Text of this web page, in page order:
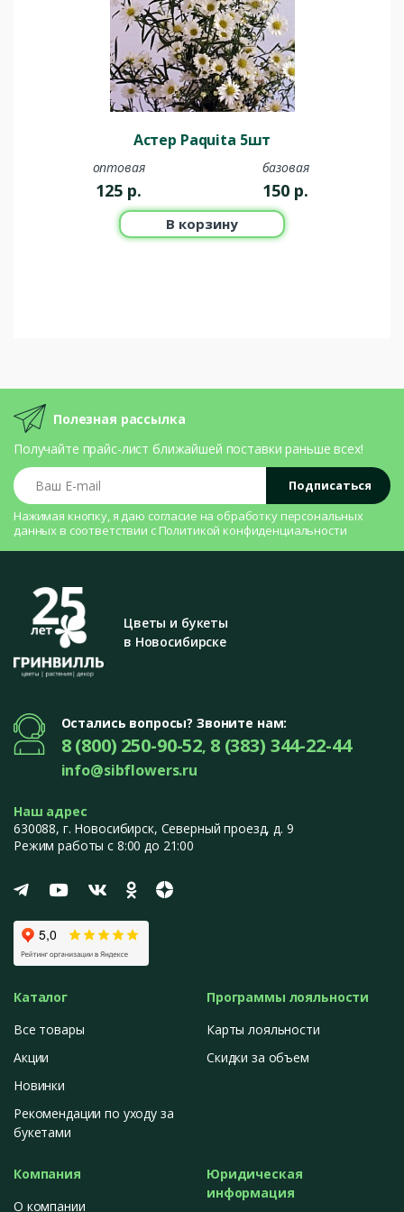
Астер Paquita 5шт
оптовая
125 р.
базовая
150 р.
В корзину
Полезная рассылка
Получайте прайс-лист ближайшей поставки раньше всех!
Ваш E-mail
Подписаться
Нажимая кнопку, я даю согласие на обработку персональных
данных в соответствии с Политикой конфиденциальности
Цветы и букеты
в Новосибирске
Остались вопросы? Звоните нам:
8 (800) 250-90-52, 8 (383) 344-22-44
info@sibflowers.ru
Наш адрес
630088, г. Новосибирск, Северный проезд, д. 9
Режим работы с 8:00 до 21:00
Каталог
Все товары
Акции
Новинки
Рекомендации по уходу за
букетами
Программы лояльности
Карты лояльности
Скидки за объем
Компания
О компании
Юридическая
информация